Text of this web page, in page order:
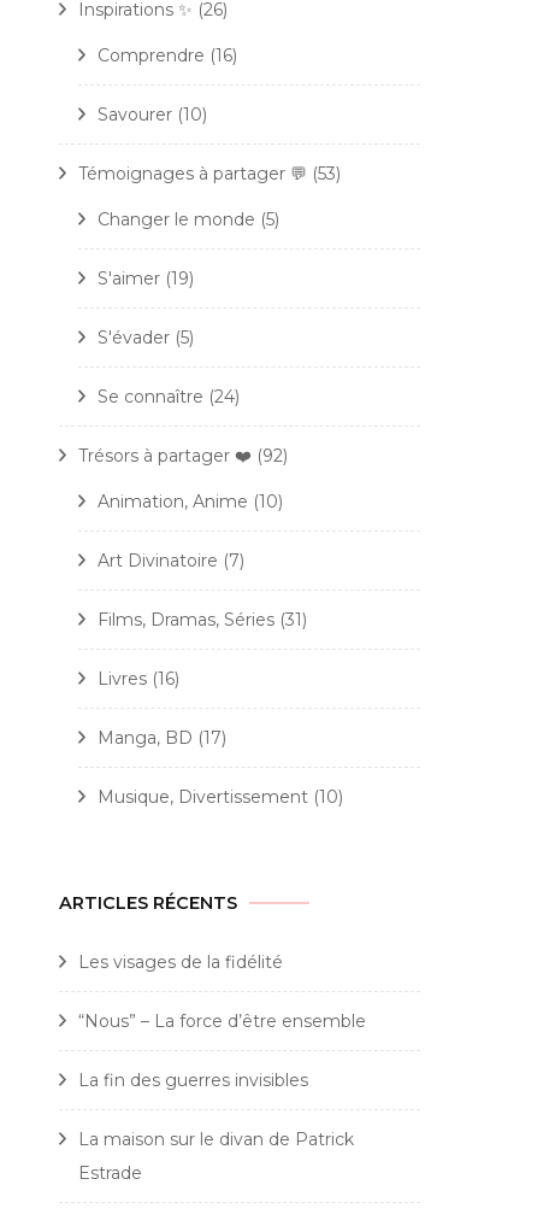
Inspirations ✨ (26)
Comprendre (16)
Savourer (10)
Témoignages à partager 💬 (53)
Changer le monde (5)
S'aimer (19)
S'évader (5)
Se connaître (24)
Trésors à partager ❤️ (92)
Animation, Anime (10)
Art Divinatoire (7)
Films, Dramas, Séries (31)
Livres (16)
Manga, BD (17)
Musique, Divertissement (10)
ARTICLES RÉCENTS
Les visages de la fidélité
“Nous” – La force d’être ensemble
La fin des guerres invisibles
La maison sur le divan de Patrick
Estrade